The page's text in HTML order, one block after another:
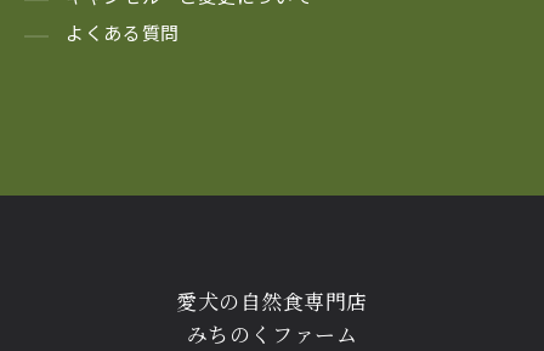
よくある質問
愛犬の自然食専門店
みちのくファーム